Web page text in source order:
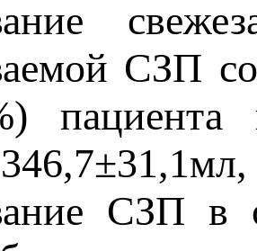
СЗП
пациента
СЗП в